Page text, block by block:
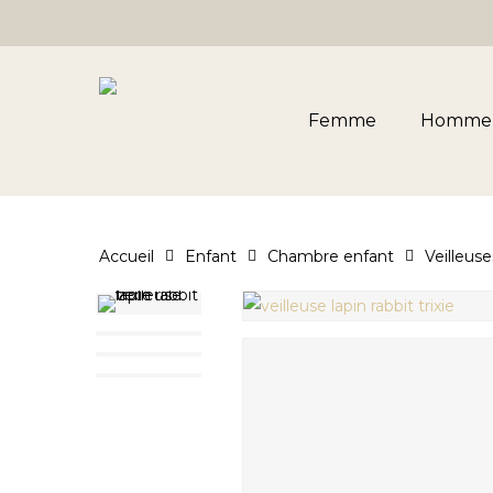
to
Femme Homme
Accueil Enfant Chambre enfant